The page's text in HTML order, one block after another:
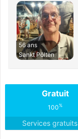
56 ans
Sankt Pölten
Gratuit
100%
Services gratuits